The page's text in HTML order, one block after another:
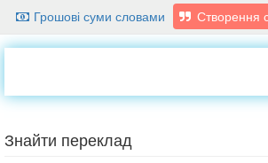
Грошові суми словами
Створення
Знайти переклад